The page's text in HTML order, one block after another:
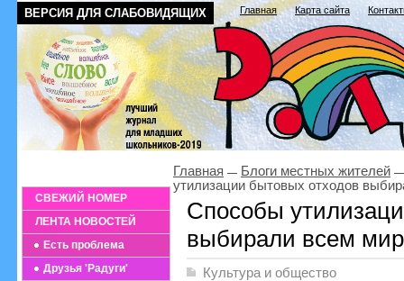
ВЕРСИЯ ДЛЯ СЛАБОВИДЯЩИХ Главная Карта сайта
СВЕЖИЙ НОМЕР
ЛЕНТА НОВОСТЕЙ
Есть проблема
Друзья 'Радуги'
Главная
Блоги местных жителей
утилизации бытовых отходов
Способы
выбирали всем
Культура и общество